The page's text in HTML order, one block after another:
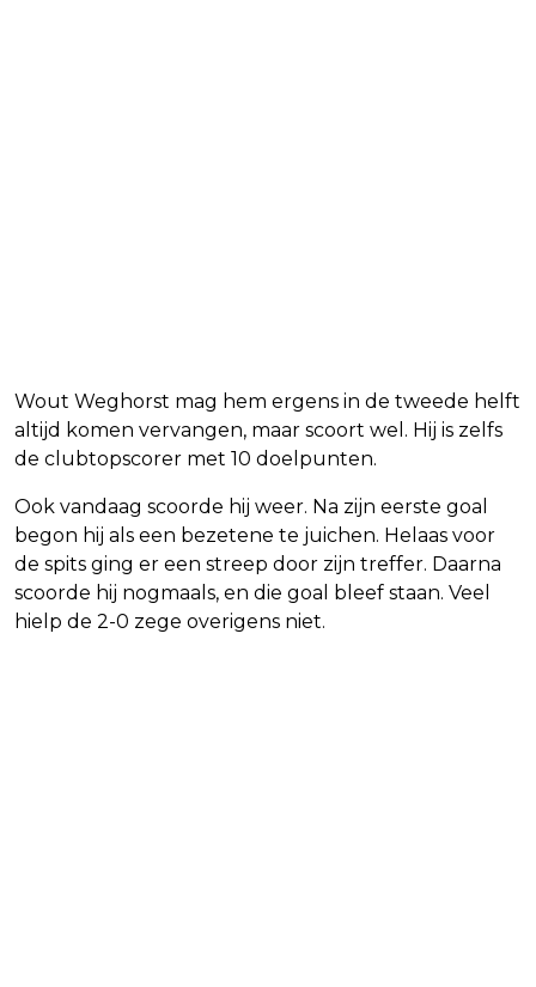
Wout Weghorst mag hem ergens in de tweede helft
altijd komen vervangen, maar scoort wel. Hij is zelfs
de clubtopscorer met 10 doelpunten.
Ook vandaag scoorde hij weer. Na zijn eerste goal
begon hij als een bezetene te juichen. Helaas voor
de spits ging er een streep door zijn treffer. Daarna
scoorde hij nogmaals, en die goal bleef staan. Veel
hielp de 2-0 zege overigens niet.